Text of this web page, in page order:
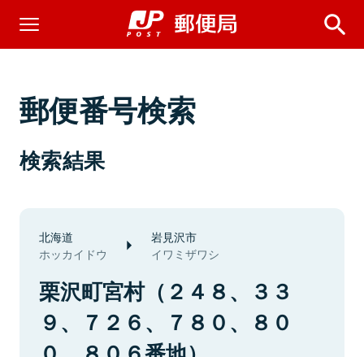
郵便番号検索
検索結果
北海道
ホッカイドウ
岩見沢市
イワミザワシ
栗沢町宮村（２４８、３３
９、７２６、７８０、８０